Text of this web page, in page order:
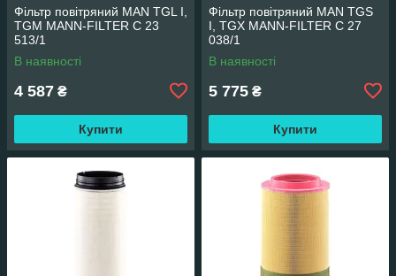
Фільтр повітряний MAN TGL I,
TGM MANN-FILTER C 23
513/1
В наявності
4 587 ₴
Купити
Фільтр повітряний MAN TGS
I, TGX MANN-FILTER C 27
038/1
В наявності
5 775 ₴
Купити